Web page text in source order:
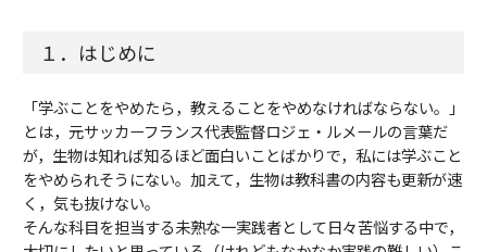
１．はじめに
「学ぶことをやめたら，教えることをやめなければならない。」
とは，元サッカーフランス代表監督ロジェ・ルメールの言葉だ
が，生物は知れば知るほど面白いことばかりで，私には学ぶこと
をやめられそうにない。加えて，生物は教科書の内容も更新が速
く，気も抜けない。
そんな科目を担当する未熟な一実践者として日々苦悩する中で，